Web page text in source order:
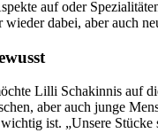
auf oder
dabei, aber auch
Lilli Schakinnis auf
aber auch junge
ist. „Unsere